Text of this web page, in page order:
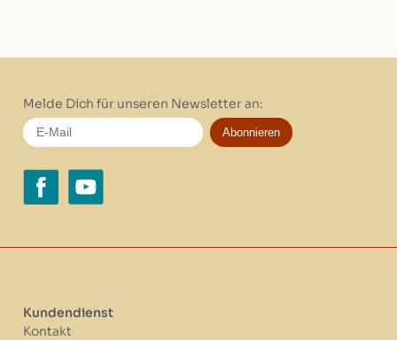
Melde Dich für unseren Newsletter an:
Abonnieren
Kundendienst
Kontakt